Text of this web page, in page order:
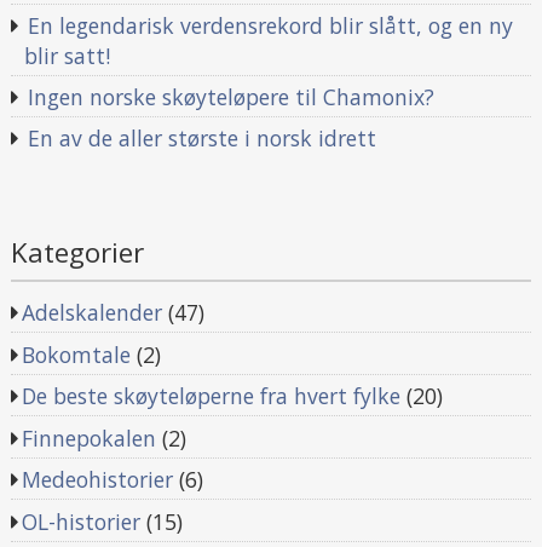
En legendarisk verdensrekord blir slått, og en ny
blir satt!
Ingen norske skøyteløpere til Chamonix?
En av de aller største i norsk idrett
Kategorier
Adelskalender (47)
Bokomtale (2)
De beste skøyteløperne fra hvert fylke (20)
Finnepokalen (2)
Medeohistorier (6)
OL-historier (15)